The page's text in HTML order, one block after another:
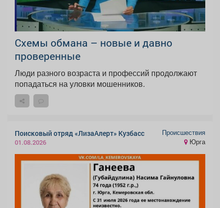
Схемы обмана – новые и давно
проверенные
Люди разного возраста и профессий продолжают
попадаться на уловки мошенников.
Поисковый отряд «ЛизаАлерт» Кузбасс
01.08.2026
Происшествия
Юрга